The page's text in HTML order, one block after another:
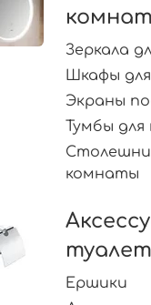
Зеркала
Шкафы
Экраны
Тумбы
комнаты
Ершики